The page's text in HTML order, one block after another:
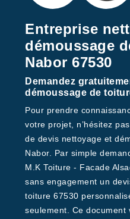
Entreprise
démoussage
Nabor 67530
Demandez
démoussage de
Pour prendre
votre projet, n’hésitez
de devis nettoyage et
Nabor. Par simple
M.K Toiture - Facade
sans engagement un
toiture 67530
seulement. Ce